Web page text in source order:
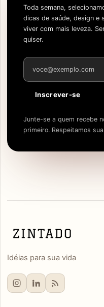
Toda semana,
dicas de saúde, design e
viver com mais leveza.
quiser.
Endereço de e-mail
Inscrever-se
Junte-se a quem recebe
primeiro. Respeitamos
Idéias para sua vida